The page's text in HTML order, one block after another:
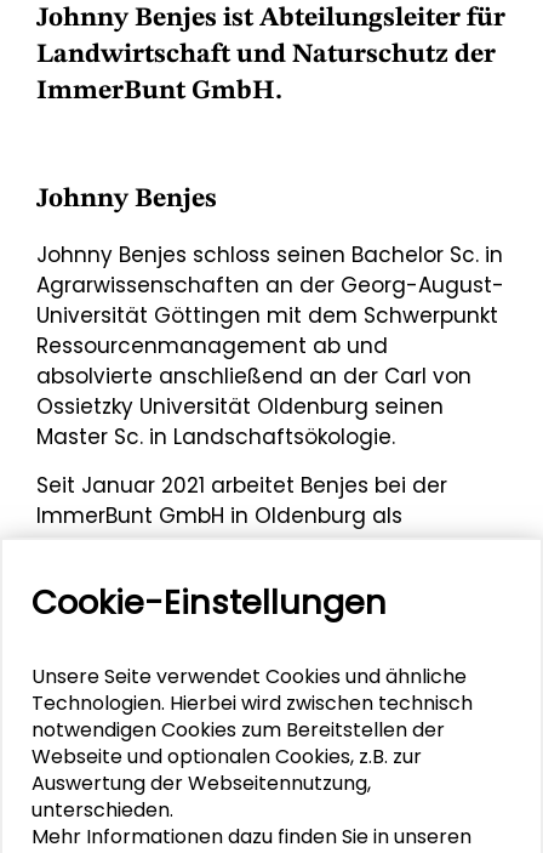
Johnny Benjes ist Abteilungsleiter für
Landwirtschaft und Naturschutz der
ImmerBunt GmbH.
Johnny Benjes
Johnny Benjes schloss seinen Bachelor Sc. in
Agrarwissenschaften an der Georg-August-
Universität Göttingen mit dem Schwerpunkt
Ressourcenmanagement ab und
absolvierte anschließend an der Carl von
Ossietzky Universität Oldenburg seinen
Master Sc. in Landschaftsökologie.
Seit Januar 2021 arbeitet Benjes bei der
ImmerBunt GmbH in Oldenburg als
Abteilungsleiter für Landwirtschaft und
gegründeten landwirtschaftlichen Betrieb
um. Er berät zudem Kooperationsbetriebe
und sonstige Unternehmen zu Aspekten der
Nachhaltigkeit.
Johnny Benjes war am 14. Juni 2023
Kooperationspartner und Mitgestalter des
Workshops„Boom or Bloom – Interaktives
Cookie-Einstellungen
Unsere Seite verwendet Cookies und ähnliche
Technologien. Hierbei wird zwischen technisch
notwendigen Cookies zum Bereitstellen der
Webseite und optionalen Cookies, z.B. zur
Auswertung der Webseitennutzung,
unterschieden.
Mehr Informationen dazu finden Sie in unseren